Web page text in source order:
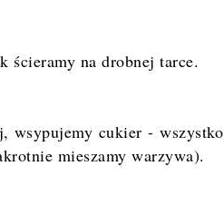
ścieramy na drobnej tarce.
wsypujemy cukier - wszystko
mieszamy warzywa).